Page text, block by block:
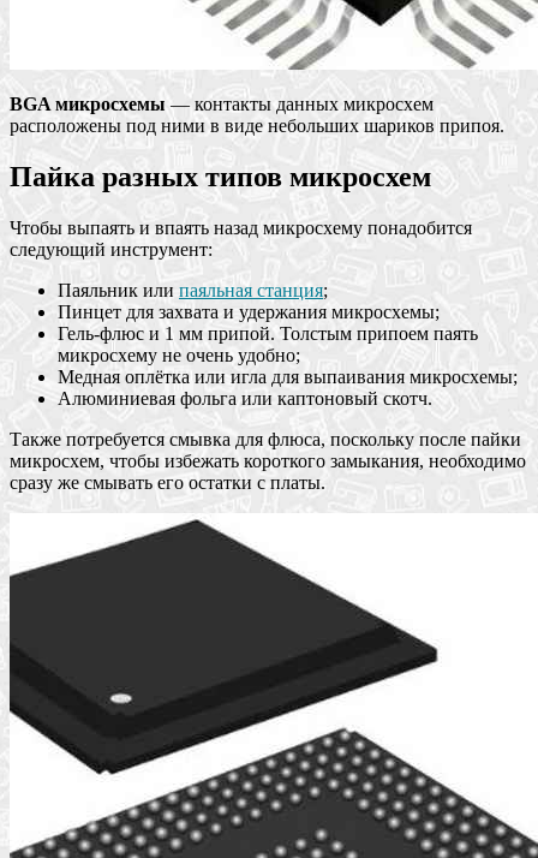
BGA микросхемы — контакты данных микросхем
расположены под ними в виде небольших шариков припоя.
Пайка разных типов микросхем
Чтобы выпаять и впаять назад микросхему понадобится
следующий инструмент:
Паяльник или паяльная станция;
Пинцет для захвата и удержания микросхемы;
Гель-флюс и 1 мм припой. Толстым припоем паять
микросхему не очень удобно;
Медная оплётка или игла для выпаивания микросхемы;
Алюминиевая фольга или каптоновый скотч.
Также потребуется смывка для флюса, поскольку после пайки
микросхем, чтобы избежать короткого замыкания, необходимо
сразу же смывать его остатки с платы.